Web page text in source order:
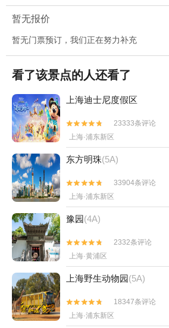
暂无报价
暂无门票预订，我们正在努力补充
看了该景点的人还看了
上海迪士尼度假区


23333条评论
上海·浦东新区
东方明珠(5A)


33904条评论
上海·浦东新区
豫园(4A)


2332条评论
上海·黄浦区
上海野生动物园(5A)


18347条评论
上海·浦东新区